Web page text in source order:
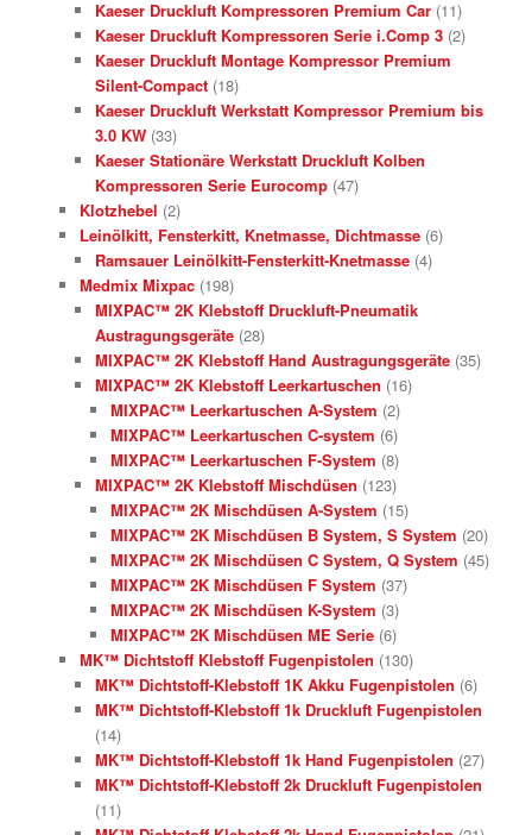
Kaeser Druckluft Kompressoren Premium Car (11)
Kaeser Druckluft Kompressoren Serie i.Comp 3 (2)
Kaeser Druckluft Montage Kompressor Premium
Silent-Compact (18)
Kaeser Druckluft Werkstatt Kompressor Premium bis
3.0 KW (33)
Kaeser Stationäre Werkstatt Druckluft Kolben
Kompressoren Serie Eurocomp (47)
Klotzhebel (2)
Leinölkitt, Fensterkitt, Knetmasse, Dichtmasse (6)
Ramsauer Leinölkitt-Fensterkitt-Knetmasse (4)
Medmix Mixpac (198)
MIXPAC™ 2K Klebstoff Druckluft-Pneumatik
Austragungsgeräte (28)
MIXPAC™ 2K Klebstoff Hand Austragungsgeräte (35)
MIXPAC™ 2K Klebstoff Leerkartuschen (16)
MIXPAC™ Leerkartuschen A-System (2)
MIXPAC™ Leerkartuschen C-system (6)
MIXPAC™ Leerkartuschen F-System (8)
MIXPAC™ 2K Klebstoff Mischdüsen (123)
MIXPAC™ 2K Mischdüsen A-System (15)
MIXPAC™ 2K Mischdüsen B System, S System (20)
MIXPAC™ 2K Mischdüsen C System, Q System (45)
MIXPAC™ 2K Mischdüsen F System (37)
MIXPAC™ 2K Mischdüsen K-System (3)
MIXPAC™ 2K Mischdüsen ME Serie (6)
MK™ Dichtstoff Klebstoff Fugenpistolen (130)
MK™ Dichtstoff-Klebstoff 1K Akku Fugenpistolen (6)
MK™ Dichtstoff-Klebstoff 1k Druckluft Fugenpistolen
(14)
MK™ Dichtstoff-Klebstoff 1k Hand Fugenpistolen (27)
MK™ Dichtstoff-Klebstoff 2k Druckluft Fugenpistolen
(11)